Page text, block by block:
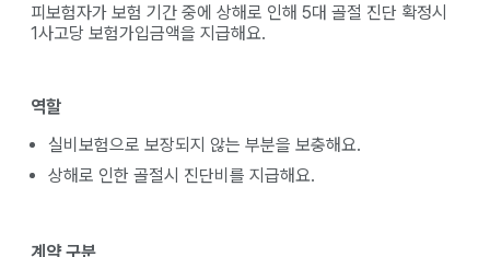
피보험자가 보험 기간 중에 상해로 인해 5대 골절 진단 확정시
1사고당 보험가입금액을 지급해요.
역할
실비보험으로 보장되지 않는 부분을 보충해요.
상해로 인한 골절시 진단비를 지급해요.
계약 구분